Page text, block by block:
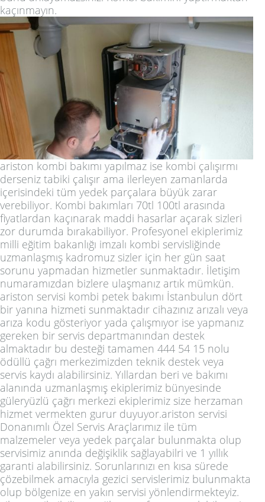
kaçınmayın.
ariston kombi bakımı yapılmaz ise kombi çalışırmı
derseniz tabiki çalışır ama ilerleyen zamanlarda
içerisindeki tüm yedek parçalara büyük zarar
verebiliyor. Kombi bakımları 70tl 100tl arasında
fiyatlardan kaçınarak maddi hasarlar açarak sizleri
zor durumda bırakabiliyor. Profesyonel ekiplerimiz
milli eğitim bakanlığı imzalı kombi servisliğinde
uzmanlaşmış kadromuz sizler için her gün saat
sorunu yapmadan hizmetler sunmaktadır. İletişim
numaramızdan bizlere ulaşmanız artık mümkün.
ariston servisi kombi petek bakımı İstanbulun dört
bir yanına hizmeti sunmaktadır cihazınız arızalı veya
arıza kodu gösteriyor yada çalışmıyor ise yapmanız
gereken bir servis departmanından destek
almaktadır bu desteği tamamen 444 54 15 nolu
ödüllü çağrı merkezimizden teknik destek veya
servis kaydı alabilirsiniz. Yıllardan beri ve bakımı
alanında uzmanlaşmış ekiplerimiz bünyesinde
güleryüzlü çağrı merkezi ekiplerimiz size herzaman
hizmet vermekten gurur duyuyor.ariston servisi
Donanımlı Özel Servis Araçlarımız ile tüm
malzemeler veya yedek parçalar bulunmakta olup
servisimiz anında değişiklik sağlayabilri ve 1 yıllık
garanti alabilirsiniz. Sorunlarınızı en kısa sürede
çözebilmek amacıyla gezici servislerimiz bulunmakta
olup bölgenize en yakın servisi yönlendirmekteyiz.